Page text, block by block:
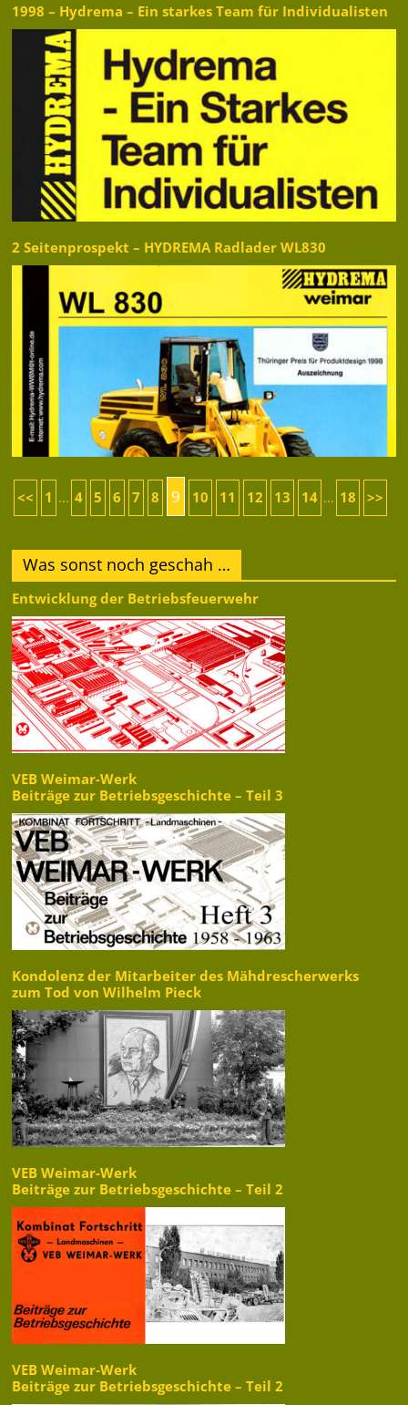
1998 – Hydrema – Ein starkes Team für Individualisten
2 Seitenprospekt – HYDREMA Radlader WL830
<< 1 ... 4 5 6 7 8 9 10 11 12 13 14 ... 18 >>
Was sonst noch geschah …
Entwicklung der Betriebsfeuerwehr
VEB Weimar-Werk
Beiträge zur Betriebsgeschichte – Teil 3
Kondolenz der Mitarbeiter des Mähdrescherwerks
zum Tod von Wilhelm Pieck
VEB Weimar-Werk
Beiträge zur Betriebsgeschichte – Teil 2
VEB Weimar-Werk
Beiträge zur Betriebsgeschichte – Teil 2